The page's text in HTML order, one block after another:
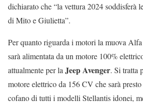
dichiarato che “la vettura 2024 soddisferà
di Mito e Giulietta”.
Per quanto riguarda i motori la muova
sarà alimentata da un motore 100%
attualmente per laJeep Avenger. Si tratta
motore elettrico da 156 CV che sarà
cofano di tutti i modelli Stellantis idonei,